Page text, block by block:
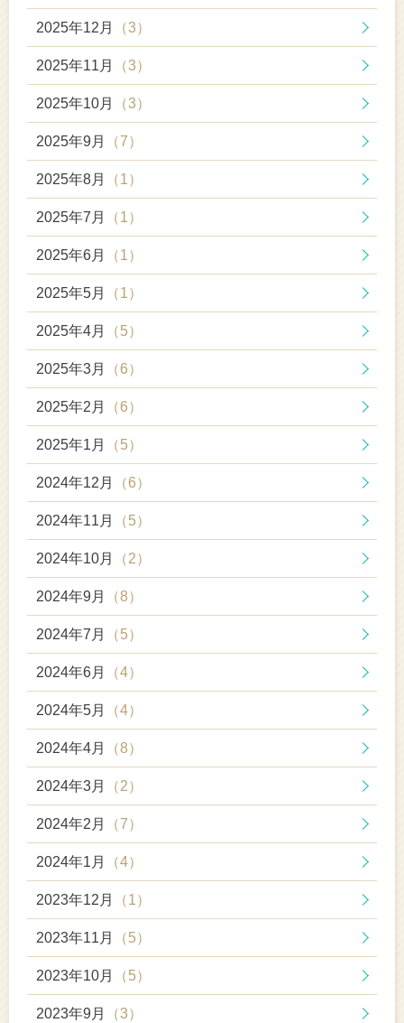
2025年12月 （3）
2025年11月 （3）
2025年10月 （3）
2025年9月 （7）
2025年8月 （1）
2025年7月 （1）
2025年6月 （1）
2025年5月 （1）
2025年4月 （5）
2025年3月 （6）
2025年2月 （6）
2025年1月 （5）
2024年12月 （6）
2024年11月 （5）
2024年10月 （2）
2024年9月 （8）
2024年7月 （5）
2024年6月 （4）
2024年5月 （4）
2024年4月 （8）
2024年3月 （2）
2024年2月 （7）
2024年1月 （4）
2023年12月 （1）
2023年11月 （5）
2023年10月 （5）
2023年9月 （3）